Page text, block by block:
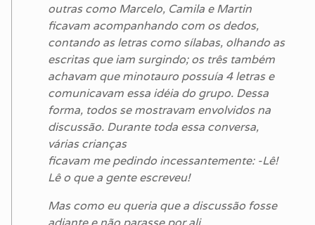
outras como Marcelo, Camila e Martin
ficavam acompanhando com os dedos,
contando as letras como sílabas, olhando as
escritas que iam surgindo; os três também
achavam que minotauro possuía 4 letras e
comunicavam essa idéia do grupo. Dessa
forma, todos se mostravam envolvidos na
discussão. Durante toda essa conversa,
várias crianças
ficavam me pedindo incessantemente: -Lê!
Lê o que a gente escreveu!
Mas como eu queria que a discussão fosse